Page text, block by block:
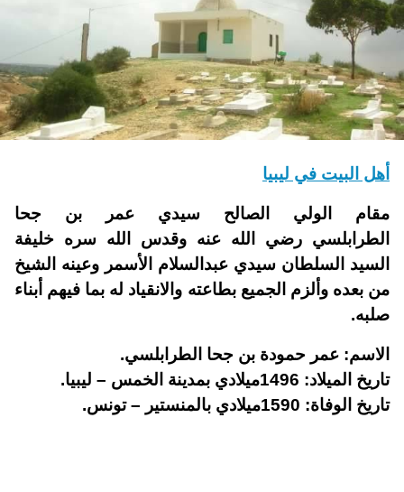
أهل البيت في ليبيا
مقام الولي الصالح سيدي عمر بن جحا
الطرابلسي رضي الله عنه وقدس الله سره خليفة
السيد السلطان سيدي عبدالسلام الأسمر وعينه الشيخ
من بعده وألزم الجميع بطاعته والانقياد له بما فيهم أبناء
صلبه.
الاسم: عمر حمودة بن جحا الطرابلسي.
تاريخ الميلاد: 1496ميلادي بمدينة الخمس – ليبيا.
تاريخ الوفاة: 1590ميلادي بالمنستير – تونس.